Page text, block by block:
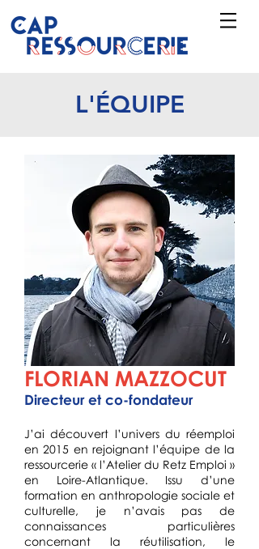
L'ÉQUIPE
FLORIAN MAZZOCUT
Directeur et co-fondateur
J’ai découvert l’univers du réemploi
en 2015 en rejoignant l’équipe de la
ressourcerie « l’Atelier du Retz Emploi »
en Loire-Atlantique. Issu d’une
formation en anthropologie sociale et
culturelle, je n’avais pas de
connaissances particulières
concernant la réutilisation, le